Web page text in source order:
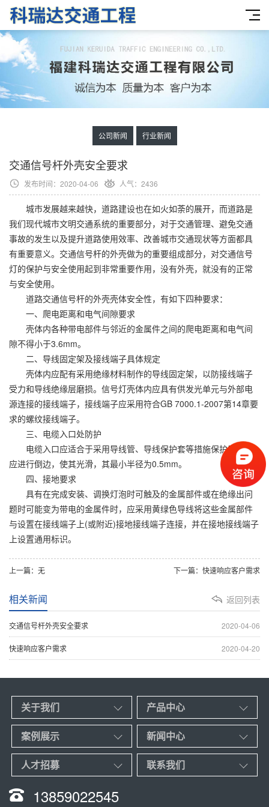
公司新闻 行业新闻
交通信号杆外壳安全要求
发布时间：2020-04-06 人气：2436
城市发展越来越快，道路建设也在如火如荼的展开，而道路是
我们现代城市文明交通系统的重要部分，对于交通管理、避免交通
事故的发生以及提升道路使用效率、改善城市交通现状等方面都具
有重要意义。交通信号杆的外壳做为的重要组成部分，对交通信号
灯的保护与安全使用起到非常重要作用，没有外壳，就没有的正常
与安全使用。
道路交通信号杆的外壳壳体安全性，有如下四种要求：
一、爬电距离和电气间隙要求
壳体内各种带电部件与邻近的金属件之间的爬电距离和电气间
隙不得小于3.6mm。
二、导线固定架及接线端子具体规定
壳体内应配有采用绝缘材料制作的导线固定架，以防接线端子
受力和导线绝缘层磨损。信号灯壳体内应具有供发光单元与外部电
源连接的接线端子，接线端子应采用符合GB 7000.1-2007第14章要
求的螺纹接线端子。
三、电缆入口处防护
电缆入口应适合于采用导线管、导线保护套等措施保护导线，
应进行倒边，使其光滑，其最小半径为0.5mm。
四、接地要求
具有在完成安装、调换灯泡时可触及的金属部件或在绝缘出问
题时可能变为带电的金属件时，应采用黄绿色导线将这些金属部件
与设置在接线端子上(或附近)接地接线端子连接，并在接地接线端子
上设置通用标识。
上一篇：无 下一篇：快速响应客户需求
返回列表
相关新闻
2020-04-06
交通信号杆外壳安全要求
2020-04-20
快速响应客户需求
关于我们 产品中心
案例展示 新闻中心
人才招募 联系我们
13859022545